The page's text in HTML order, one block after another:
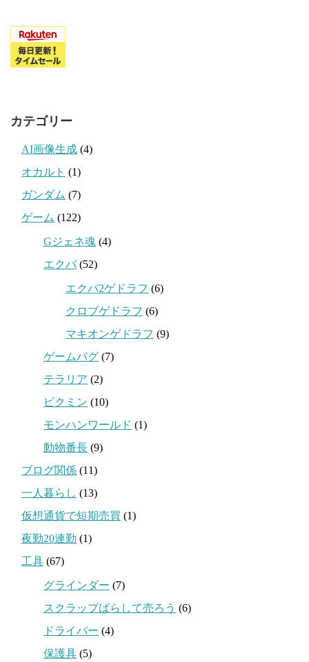
カテゴリー
AI画像生成 (4)
オカルト (1)
ガンダム (7)
ゲーム (122)
Gジェネ魂 (4)
エクバ(52)
エクバ2ゲドラフ (6)
クロブゲドラフ (6)
マキオンゲドラフ (9)
ゲームバグ (7)
テラリア (2)
ピクミン (10)
モンハンワールド (1)
動物番長 (9)
ブログ関係 (11)
一人暮らし (13)
仮想通貨で短期売買 (1)
夜勤20連勤 (1)
工具 (67)
グラインダー (7)
スクラップばらして売ろう (6)
ドライバー (4)
保護具 (5)